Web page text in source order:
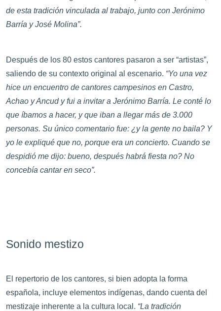
de esta tradición vinculada al trabajo, junto con Jerónimo
Barría y José Molina”.
Después de los 80 estos cantores pasaron a ser “artistas”,
saliendo de su contexto original al escenario. “Yo una vez
hice un encuentro de cantores campesinos en Castro,
Achao y Ancud y fui a invitar a Jerónimo Barría. Le conté lo
que íbamos a hacer, y que iban a llegar más de 3.000
personas. Su único comentario fue: ¿y la gente no baila? Y
yo le expliqué que no, porque era un concierto. Cuando se
despidió me dijo: bueno, después habrá fiesta no? No
concebía cantar en seco”.
Sonido mestizo
El repertorio de los cantores, si bien adopta la forma
española, incluye elementos indígenas, dando cuenta del
mestizaje inherente a la cultura local. “La tradición